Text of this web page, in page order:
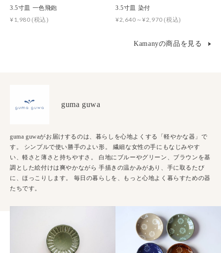
3.5寸皿 一色飛鉋
¥1,980(税込)
3.5寸皿 染付
¥2,640～¥2,970(税込)
Kamanyの商品を見る
guma guwa
guma guwaがお届けするのは、暮らしを心地よくする「軽やかな器」で
す。 シンプルで使い勝手のよい形。 繊細な女性の手にもなじみやす
い、軽さと薄さと持ちやすさ。 白地にブルーやグリーン、ブラウンを基
調とした絵付けは爽やかながら 手描きの温かみがあり、手に取るたび
に、ほっこりします。 毎日の暮らしを、もっと心地よく暮らすための器
たちです。